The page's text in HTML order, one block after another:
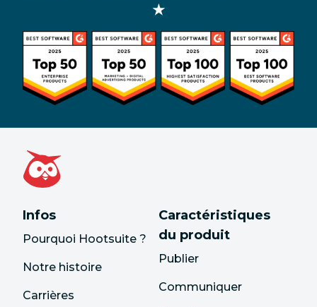
★
Infos
Pourquoi Hootsuite ?
Notre histoire
Carrières
Caractéristiques
du produit
Publier
Communiquer